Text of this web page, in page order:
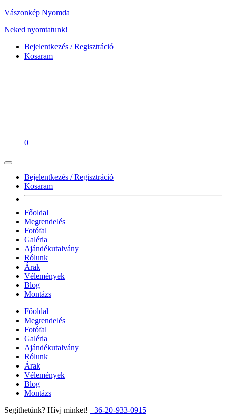
Vászonkép Nyomda
Neked nyomtatunk!
Bejelentkezés / Regisztráció
Kosaram
0
Bejelentkezés / Regisztráció
Kosaram
Főoldal
Megrendelés
Fotófal
Galéria
Ajándékutalvány
Rólunk
Árak
Vélemények
Blog
Montázs
Főoldal
Megrendelés
Fotófal
Galéria
Ajándékutalvány
Rólunk
Árak
Vélemények
Blog
Montázs
Segíthetünk? Hívj minket! +36-20-933-0915